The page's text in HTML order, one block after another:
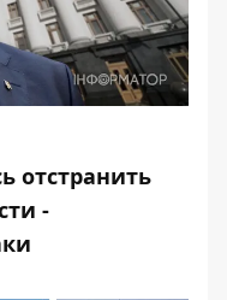
отстранить
-